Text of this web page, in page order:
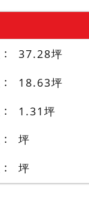
37.28坪
18.63坪
1.31 坪
坪
坪